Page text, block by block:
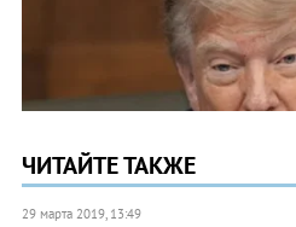
ЧИТАЙТЕ ТАКЖЕ
29 марта 2019, 13:49